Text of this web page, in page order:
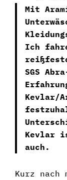
Mit
Ich
SGS
Kevlar/
Kevlar
auch.
Kurz nach